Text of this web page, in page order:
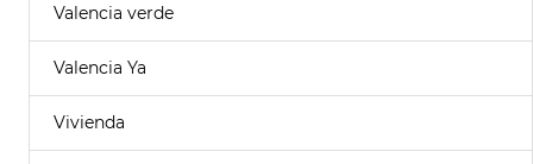
Valencia verde
Valencia Ya
Vivienda